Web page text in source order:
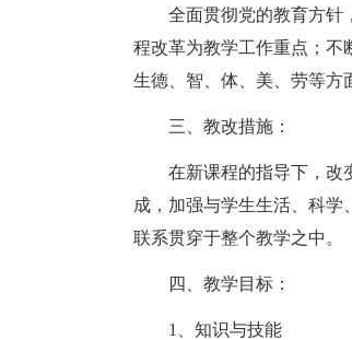
全面贯彻党的教育方针
程改革为教学工作重点；不
生德、智、体、美、劳等方
三、教改措施：
在新课程的指导下，改
成，加强与学生生活、科
联系贯穿于整个教学之中。
四、教学目标：
1、知识与技能